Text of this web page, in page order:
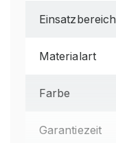
Einsatzbereich
Materialart
Farbe
Garantiezeit